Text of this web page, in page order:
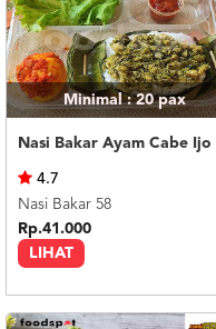
Minimal : 20pax
LIHAT
4.7
Nasi Bakar 58
Rp.41.000